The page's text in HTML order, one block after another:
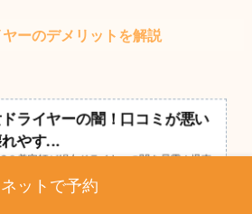
ーのデメリットを解説
ライヤーの闇！口コミが悪い
やす...
？美容師が絹女ドライヤーの闇を暴露！爆売
ったいなぜ？高価な買い物をしてすぐ壊れてし
ネットで予約